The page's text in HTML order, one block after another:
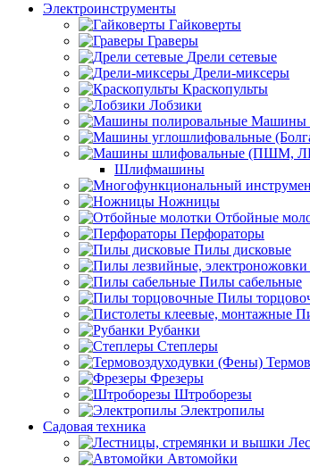
Электроинструменты
Гайковерты
Граверы
Дрели сетевые
Дрели-миксеры
Краскопульты
Лобзики
Машины
Шлифмашины
Ножницы
Отбойные
Перфораторы
Пилы дисковые
Пилы сабельные
Пилы
Рубанки
Степлеры
Фрезеры
Штроборезы
Электропилы
Садовая техника
Автомойки